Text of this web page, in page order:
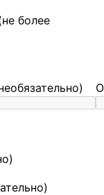
более